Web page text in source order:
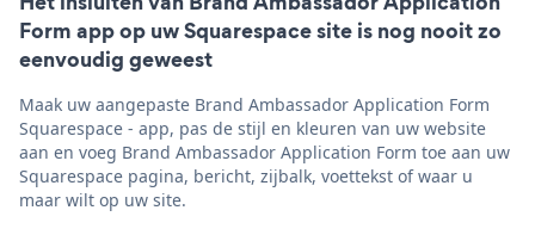
Form app op uw Squarespace site is nog nooit zo
eenvoudig geweest
Maak uw aangepaste Brand Ambassador Application Form
Squarespace - app, pas de stijl en kleuren van uw website
aan en voeg Brand Ambassador Application Form toe aan uw
Squarespace pagina, bericht, zijbalk, voettekst of waar u
maar wilt op uw site.